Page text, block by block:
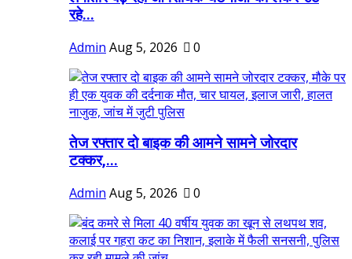
रहे...
Admin Aug 5, 2026 0
तेज रफ्तार दो बाइक की आमने सामने जोरदार
टक्कर,...
Admin Aug 5, 2026 0